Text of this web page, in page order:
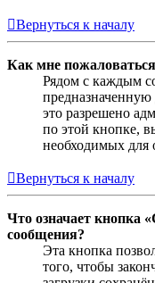
Вернуться к началу
Как мне
Рядом с каждым
это разрешено
по этой кнопке,
необходимых для
Вернуться к началу
Что означает кнопка
сообщения?
Эта кнопка
того, чтобы